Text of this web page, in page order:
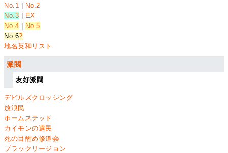
No.1
No.2
No.3
EX
No.4
No.5
No.6?
地名英和リスト
派閥
友好派閥
デビルズクロッシング
放浪民
ホームステッド
カイモンの選民
死の目醒め修道会
ブラックリージョン